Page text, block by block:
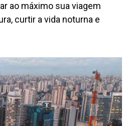
ao máximo sua viagem
curtir a vida noturna e